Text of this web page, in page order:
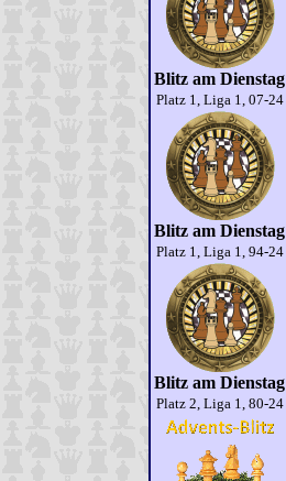
Blitz am Dienstag
Platz 1, Liga 1, 07-24
Blitz am Dienstag
Platz 1, Liga 1, 94-24
Blitz am Dienstag
Platz 2, Liga 1, 80-24